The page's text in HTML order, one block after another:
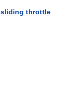
sliding throttle